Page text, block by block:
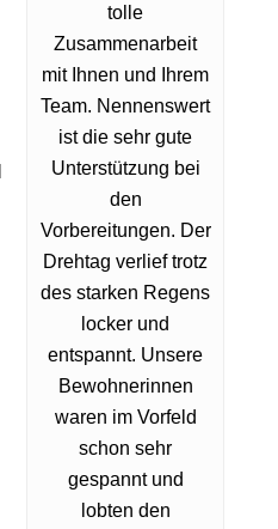
tolle
Zusammenarbeit
mit Ihnen und Ihrem
Team. Nennenswert
ist die sehr gute
Unterstützung bei
den
Vorbereitungen. Der
Drehtag verlief trotz
des starken Regens
locker und
entspannt. Unsere
Bewohnerinnen
waren im Vorfeld
schon sehr
gespannt und
lobten den